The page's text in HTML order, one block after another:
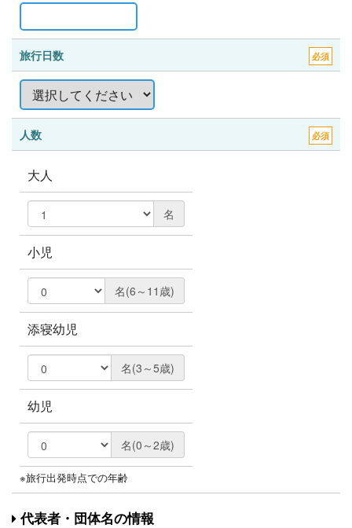
旅行日数 必須
人数 必須
大人
名
小児
名(6～11歳)
添寝幼児
名(3～5歳)
幼児
名(0～2歳)
※旅行出発時点での年齢
代表者・団体名の情報